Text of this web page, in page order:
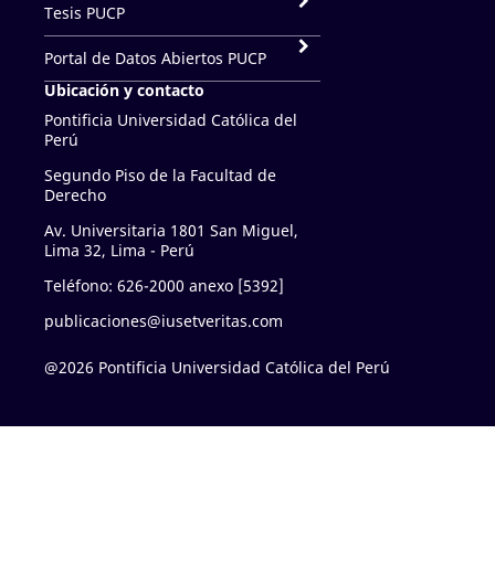
Tesis PUCP
Portal de Datos Abiertos PUCP
Ubicación y contacto
Pontificia Universidad Católica del
Perú
Segundo Piso de la Facultad de
Derecho
Av. Universitaria 1801 San Miguel,
Lima 32, Lima - Perú
Teléfono: 626-2000 anexo [5392]
publicaciones@iusetveritas.com
@2026 Pontificia Universidad Católica del Perú